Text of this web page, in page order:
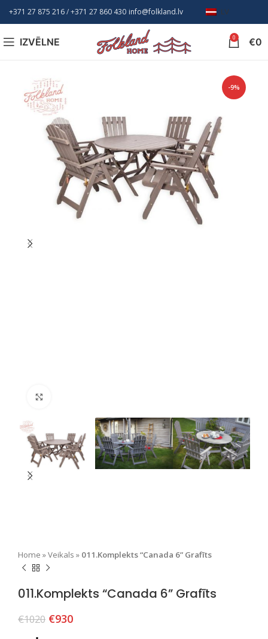
+371 27 875 216/ +371 27 860 430 info@folkland.lv LV
IZVĒLNE 0 €0
-9%
Home »Veikals » 011.Komplekts “Canada 6” Grafīts
011.Komplekts “Canada 6” Grafīts
€1020 €930